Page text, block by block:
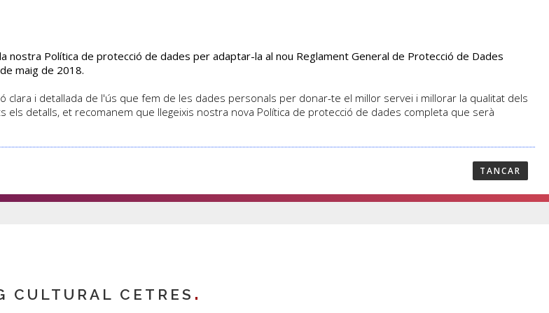
CURSOS ACTIVITATS ASSOCIATS PROFESSORAT NOTICIES CONTACTAR
CULTURAL CETRES
nostra Política de protecció de dades per adaptar-la al nou Reglament General de Protecció de Dades
maig de 2018.
clara i detallada de l'ús que fem de les dades personals per donar-te el millor servei i millorar la qualitat dels
detalls, et recomanem que llegeixis nostra nova Política de protecció de dades completa que serà
TANCAR